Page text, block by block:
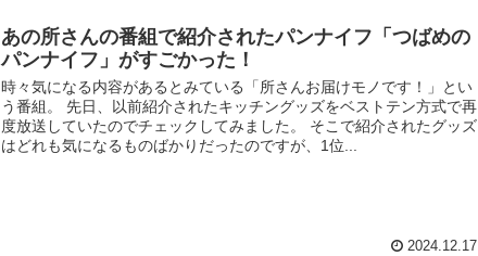
あの所さんの番組で紹介されたパンナイフ「つばめの
パンナイフ」がすごかった！
時々気になる内容があるとみている「所さんお届けモノです！」とい
う番組。 先日、以前紹介されたキッチングッズをベストテン方式で再
度放送していたのでチェックしてみました。 そこで紹介されたグッズ
はどれも気になるものばかりだったのですが、1位...
2024.12.17